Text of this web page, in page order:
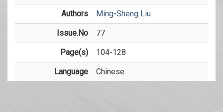
Authors Ming-Sheng Liu
Issue.No 77
Page(s) 104-128
Language Chinese